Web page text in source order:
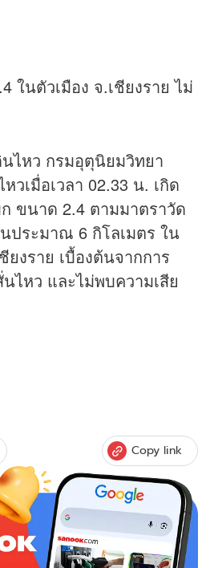
ในตัวเมือง จ.เชียงราย ไม่
ไหว กรมอุตุนิยมวิทยา
วเมื่อเวลา 02.33 น. เกิด
ขนาด 2.4 ตามมาตราวัด
ประมาณ 6 กิโลเมตร ใน
ยงราย เบื้องต้นจากการ
ไหว และไม่พบความเสีย
Copy link